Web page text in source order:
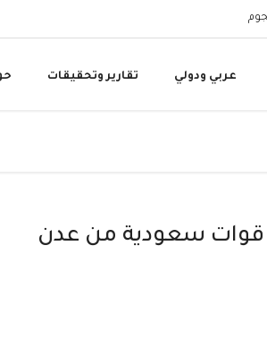
وزارة المياه:
عربي ودولي تقارير وتحقيقات
قوات سعودية من عدن